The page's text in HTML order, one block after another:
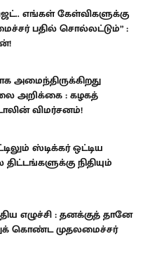
எங்கள் கேள்விகளுக்கு
பதில் சொல்லட்டும்” :
அமைந்திருக்கிறது
அறிக்கை : கழகத்
விமர்சனம்!
ஸ்டிக்கர் ஒட்டிய
நிதியும்
எழுச்சி : தனக்குத் தானே
கொண்ட முதலமைச்சர்